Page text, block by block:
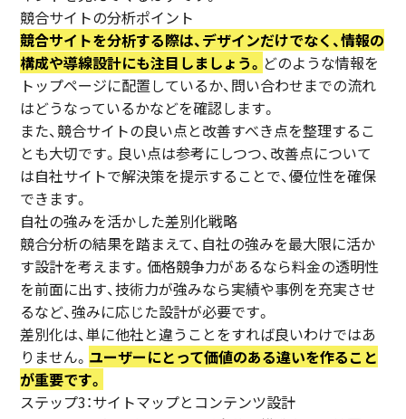
競合サイトの分析ポイント
競合サイトを分析する際は、デザインだけでなく、情報の
構成や導線設計にも注目しましょう。 どのような情報を
トップページに配置しているか、問い合わせまでの流れ
はどうなっているかなどを確認します。
また、競合サイトの良い点と改善すべき点を整理するこ
とも大切です。良い点は参考にしつつ、改善点について
は自社サイトで解決策を提示することで、優位性を確保
できます。
自社の強みを活かした差別化戦略
競合分析の結果を踏まえて、自社の強みを最大限に活か
す設計を考えます。価格競争力があるなら料金の透明性
を前面に出す、技術力が強みなら実績や事例を充実させ
るなど、強みに応じた設計が必要です。
差別化は、単に他社と違うことをすれば良いわけではあ
りません。 ユーザーにとって価値のある違いを作ること
が重要です。
ステップ3：サイトマップとコンテンツ設計